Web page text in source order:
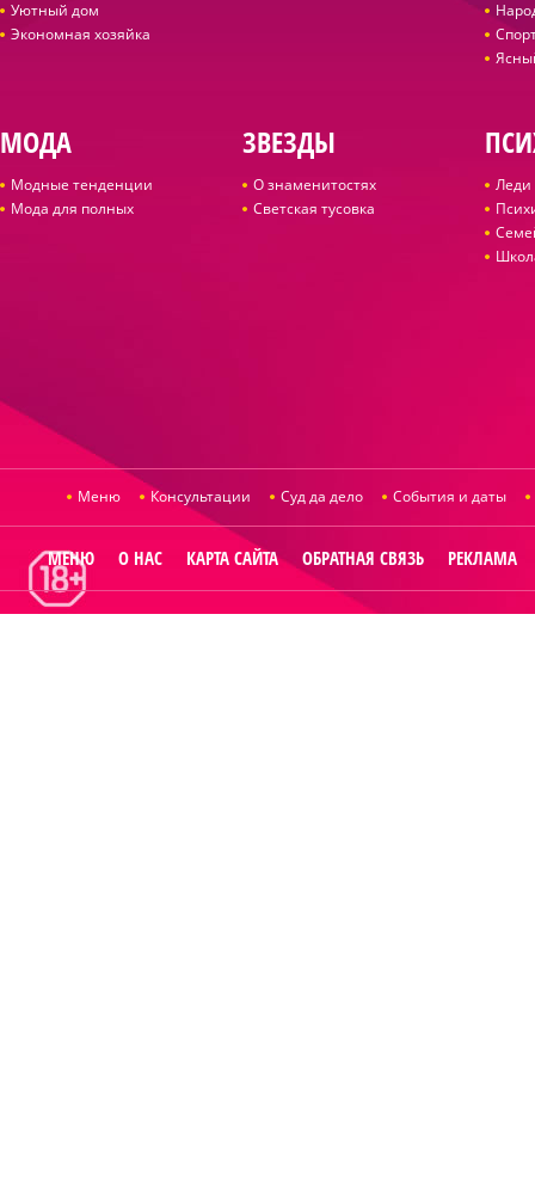
Уютный дом
Экономная хозяйка
МОДА
Модные тенденции
Мода для полных
ЗВЕЗДЫ
О знаменитостях
Светская тусовка
Леди
Меню Консультации Суд да дело События и даты
МЕНЮ О НАС КАРТА САЙТА ОБРАТНАЯ СВЯЗЬ РЕКЛАМА